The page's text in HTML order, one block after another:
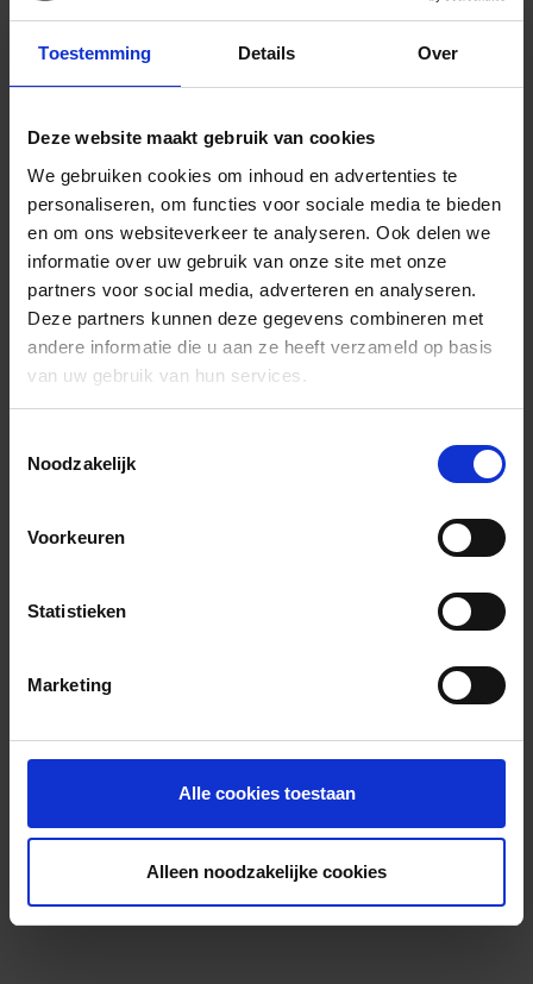
Toestemming Details Over
Deze website maakt gebruik van cookies
We gebruiken cookies om inhoud en advertenties te
personaliseren, om functies voor sociale media te bieden
en om ons websiteverkeer te analyseren. Ook delen we
informatie over uw gebruik van onze site met onze
partners voor social media, adverteren en analyseren.
Deze partners kunnen deze gegevens combineren met
andere informatie die u aan ze heeft verzameld op basis
van uw gebruik van hun services.
Noodzakelijk
Voorkeuren
Statistieken
Marketing
Alle cookies toestaan
Alleen noodzakelijke cookies